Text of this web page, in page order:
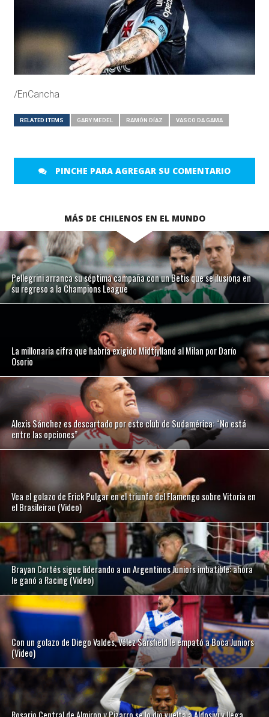
/EnCancha
RELATED ITEMS GARY MEDEL RAMÓN DÍAZ VASCO DA GAMA
PINCHE PARA AGREGAR SU COMENTARIO
MÁS DE CHILENOS EN EL MUNDO
Pellegrini arranca su séptima campaña con un Betis que se ilusiona en
su regreso a la Champions League
La millonaria cifra que habría exigido Midtjylland al Milan por Darío
Osorio
Alexis Sánchez es descartado por este club de Sudamérica: “No está
entre las opciones”
Vea el golazo de Erick Pulgar en el triunfo del Flamengo sobre Vitoria en
el Brasileirao (Video)
Brayan Cortés sigue liderando a un Argentinos Juniors imbatible: ahora
le ganó a Racing (Video)
Con un golazo de Diego Valdes, Vélez Sarsfield le empató a Boca Juniors
(Video)